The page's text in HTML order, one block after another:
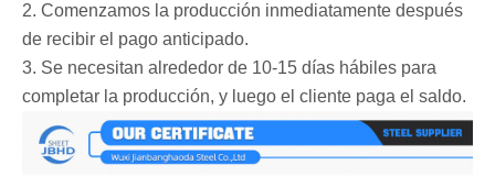
2. Comenzamos la producción inmediatamente después
de recibir el pago anticipado.
3. Se necesitan alrededor de 10-15 días hábiles para
completar la producción, y luego el cliente paga el saldo.